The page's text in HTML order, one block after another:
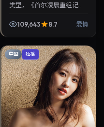
类型，《首尔凌晨重组记
演，长泽雅美、沈腾主演，
109,643 8.7 爱情
中国 独播